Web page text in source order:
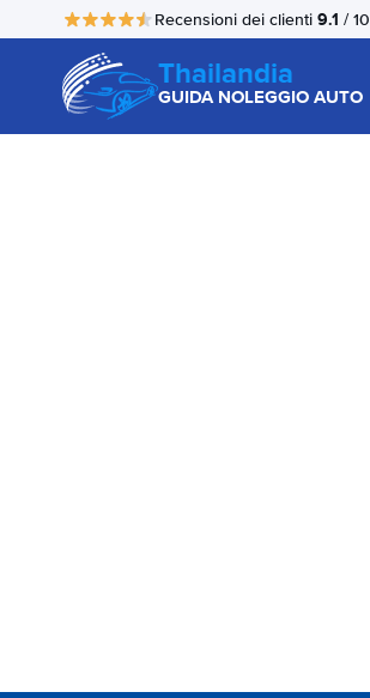
Recensioni dei clienti 9.1 / 10
Thailandia
GUIDA NOLEGGIO AUTO